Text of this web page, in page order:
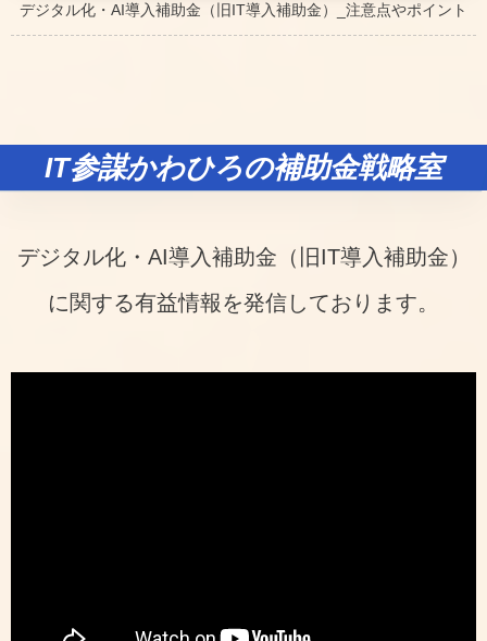
デジタル化・AI導入補助金（旧IT導入補助金）_注意点やポイント
IT参謀かわひろの補助金戦略室
デジタル化・AI導入補助金（旧IT導入補助金）
に関する有益情報を発信しております。